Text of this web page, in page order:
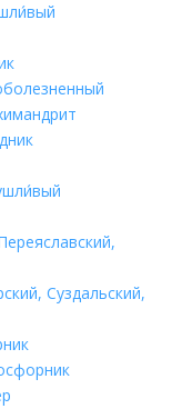
Суздальский,